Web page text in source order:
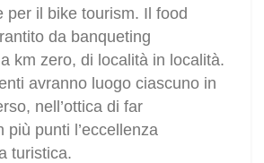
per il bike tourism. Il food
da banqueting
km zero, di località in località.
avranno luogo ciascuno in
nell’ottica di far
più punti l’eccellenza
turistica.